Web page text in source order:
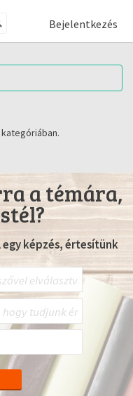
Bejelentkezés
a témára,
képzés, értesítünk